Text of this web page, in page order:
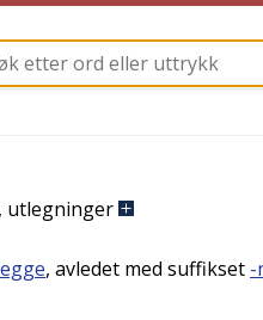
, utlegninger
, avledet med suffikset -